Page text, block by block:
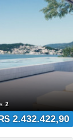
2
2.432.422,90